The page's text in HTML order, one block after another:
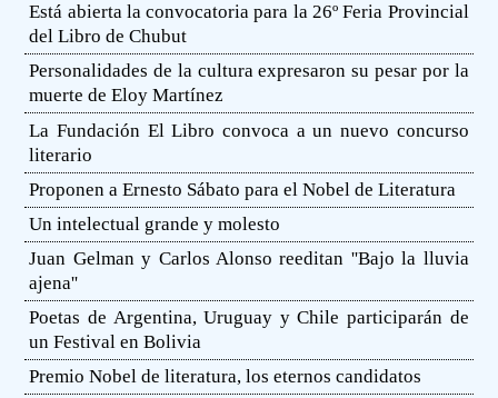
Está abierta la convocatoria para la 26º Feria Provincial
del Libro de Chubut
Personalidades de la cultura expresaron su pesar por la
muerte de Eloy Martínez
La Fundación El Libro convoca a un nuevo concurso
literario
Proponen a Ernesto Sábato para el Nobel de Literatura
Un intelectual grande y molesto
Juan Gelman y Carlos Alonso reeditan ''Bajo la lluvia
ajena''
Poetas de Argentina, Uruguay y Chile participarán de
un Festival en Bolivia
Premio Nobel de literatura, los eternos candidatos